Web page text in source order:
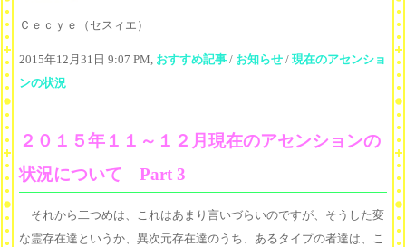
Ｃｅｃｙｅ（セスィエ）
2015年12月31日 9:07 PM, おすすめ記事 / お知らせ / 現在のアセンショ
ンの状況
２０１５年１１～１２月現在のアセンションの
状況について Part 3
それから二つめは、これはあまり言いづらいのですが、そうした変
な霊存在達というか、異次元存在達のうち、あるタイプの者達は、こ